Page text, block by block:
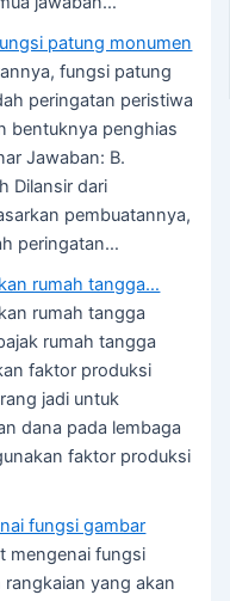
patung monumen
fungsi patung
peringatan peristiwa
bentuknya penghias
Jawaban: B.
Dilansir dari
pembuatannya,
peringatan…
rumah tangga…
rumah tangga
rumah tangga
faktor produksi
jadi untuk
dana pada lembaga
faktor produksi
fungsi gambar
mengenai fungsi
yang akan